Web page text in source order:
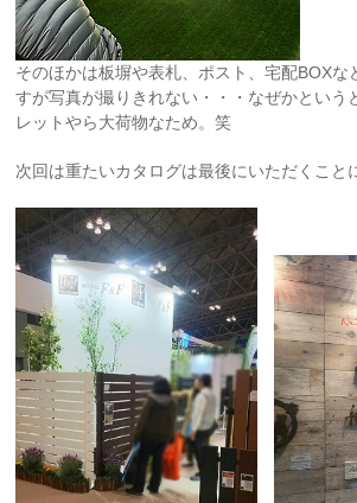
そのほかは板塀や表札、ポスト、宅配BOXな
すが写真が撮りきれない・・・なぜかという
レットやら大荷物なため。笑
次回は重たいカタログは最後にいただくこと